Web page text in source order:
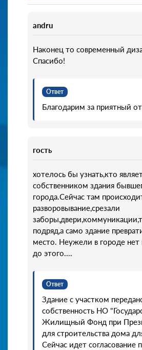
andru
Наконец то современный
Спасибо!
Ответ
Благодарим за приятный
гость
хотелось бы узнать,кто
собственником здания
города.Сейчас там
разворовывание,срезали
подряд,а само здание
место. Неужели в городе
до этого....
Ответ
Здание с участком
собственность НО
Жилищный Фонд при
для строительства дома
Сейчас идет согласование